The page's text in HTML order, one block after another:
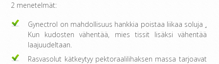
2 menetelmät:
Gynectrol on mahdollisuus hankkia poistaa liikaa soluja .
Kun kudosten vähentää, mies tissit lisäksi vähentää
laajuudeltaan.
Rasvasolut kätkeytyy pektoraalilihaksen massa tarjoavat